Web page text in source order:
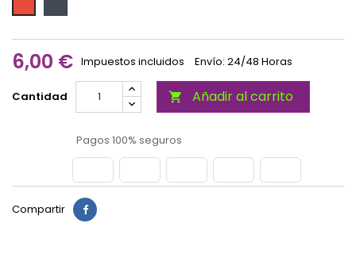
6,00 € Impuestos incluidos Envío: 24/48 Horas
Cantidad  Añadir al carrito
Pagos 100% seguros
Compartir